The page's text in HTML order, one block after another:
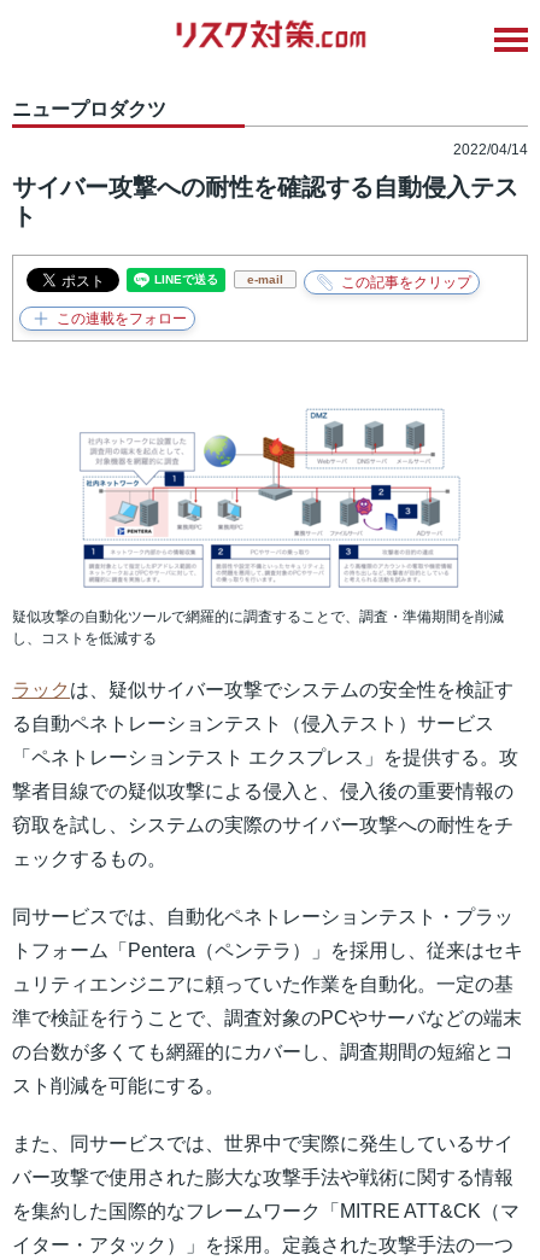
ニュープロダクツ
2022/04/14
サイバー攻撃への耐性を確認する自動侵入テス
ト
e-mail
疑似攻撃の自動化ツールで網羅的に調査することで、調査・準備期間を削減
し、コストを低減する
ラック は、疑似サイバー攻撃でシステムの安全性を検証す
る自動ペネトレーションテスト（侵入テスト）サービス
「ペネトレーションテスト エクスプレス」を提供する。攻
撃者目線での疑似攻撃による侵入と、侵入後の重要情報の
窃取を試し、システムの実際のサイバー攻撃への耐性をチ
ェックするもの。
同サービスでは、自動化ペネトレーションテスト・プラッ
トフォーム「Pentera（ペンテラ）」を採用し、従来はセキ
ュリティエンジニアに頼っていた作業を自動化。一定の基
準で検証を行うことで、調査対象のPCやサーバなどの端末
の台数が多くても網羅的にカバーし、調査期間の短縮とコ
スト削減を可能にする。
また、同サービスでは、世界中で実際に発生しているサイ
バー攻撃で使用された膨大な攻撃手法や戦術に関する情報
を集約した国際的なフレームワーク「MITRE ATT&CK（マ
イター・アタック）」を採用。定義された攻撃手法の一つ